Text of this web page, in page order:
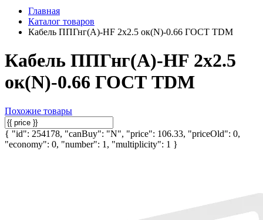
Главная
Каталог товаров
Кабель ППГнг(А)-HF 2х2.5 ок(N)-0.66 ГОСТ TDM
Кабель ППГнг(А)-HF 2х2.5
ок(N)-0.66 ГОСТ TDM
Похожие товары
{ "id": 254178, "canBuy": "N", "price": 106.33, "priceOld": 0,
"economy": 0, "number": 1, "multiplicity": 1 }